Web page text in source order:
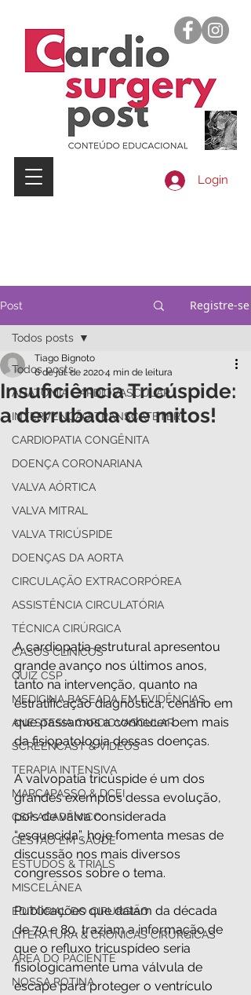
Login
Post Registre-se
Todos posts
ANATOMIA CARDIOVASCULAR
INTERVENÇÃO TRANSCATETER
CARDIOPATIA CONGÊNITA
DOENÇA CORONARIANA
VALVA AÓRTICA
VALVA MITRAL
VALVA TRICÚSPIDE
DOENÇAS DA AORTA
CIRCULAÇÃO EXTRACORPÓREA
ASSISTÊNCIA CIRCULATÓRIA
TÉCNICA CIRÚRGICA
CASOS CLÍNICOS
QUIZ CSP
MEDICINA BASEADA EM EVIDÊNCIAS
ANESTESIA CARDIOVASCULAR
SCREENCAST & VÍDEOS
TERAPIA INTENSIVA
MARCAPASSO & DCEI
CSP ACADÊMICO
GESTÃO EM SAÚDE
ESTUDOS & TRIALS
MISCELÂNEA
EDITORIAL DO CIRURGIÃO
LITERATURA & CRÔNICAS CIRÚRGICAS
ÁREA DO PACIENTE
NOSSA ROTINA
Todos posts
Insuficiência Tricúspide:
a derrubada de mitos!
Tiago Bignoto
6 de jul. de 20204 min de leitura
A cardiopatia estrutural apresentou
grande avanço nos últimos anos,
tanto na intervenção, quanto na
estratificação diagnóstica, cenário em
que passamos a conhecer bem mais
da fisiopatologia dessas doenças.
A valvopatia tricúspide é um dos
grandes exemplos dessa evolução,
pois de valva considerada
“esquecida”, hoje fomenta mesas de
discussão nos mais diversos
congressos sobre o tema.
Publicações que datam da década
de 70 e 80, traziam a informação de
que o refluxo tricuspídeo seria
fisiologicamente uma válvula de
escape para proteger o ventrículo